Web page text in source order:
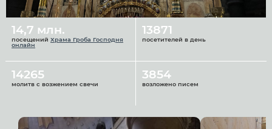
14,7 млн.
посещений Храма Гроба Господня
онлайн
13871
посетителей в день
14265
молитв с возжением свечи
3854
возложено писем